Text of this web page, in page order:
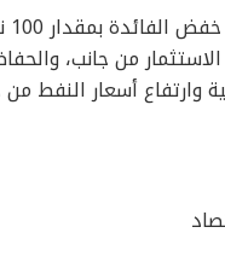
من جانب،
وارتفاع أسعار النفط من